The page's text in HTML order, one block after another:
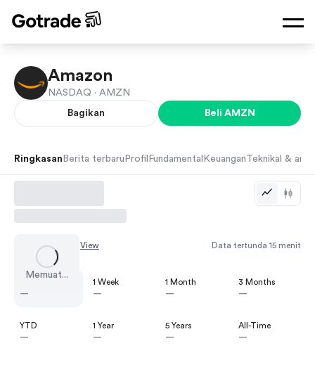
Amazon
NASDAQ · AMZN
Bagikan Beli AMZN
Ringkasan Berita terbaru Profil Fundamental Keuangan Teknikal &
Memuat...
Chart by TradingView Data tertunda 15 menit
—
1 Week
—
1 Month
—
3 Months
—
YTD
—
1 Year
—
5 Years
—
All-Time
—